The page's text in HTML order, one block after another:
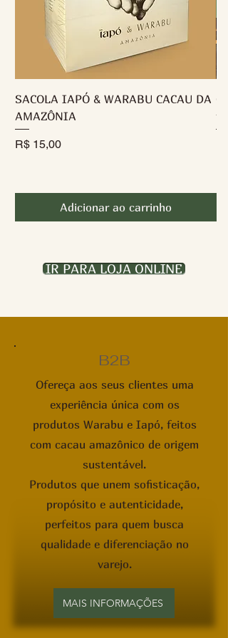
SACOLA IAPÓ & WARABU CACAU DA
AMAZÔNIA
Preço
R$ 15,00
Adicionar ao carrinho
IR PARA LOJA ONLINE
B2B
Ofereça aos seus clientes uma
experiência única com os
produtos Warabu e Iapó, feitos
com cacau amazônico de origem
sustentável.
Produtos que unem sofisticação,
propósito e autenticidade,
perfeitos para quem busca
qualidade e diferenciação no
varejo.
MAIS INFORMAÇÕES